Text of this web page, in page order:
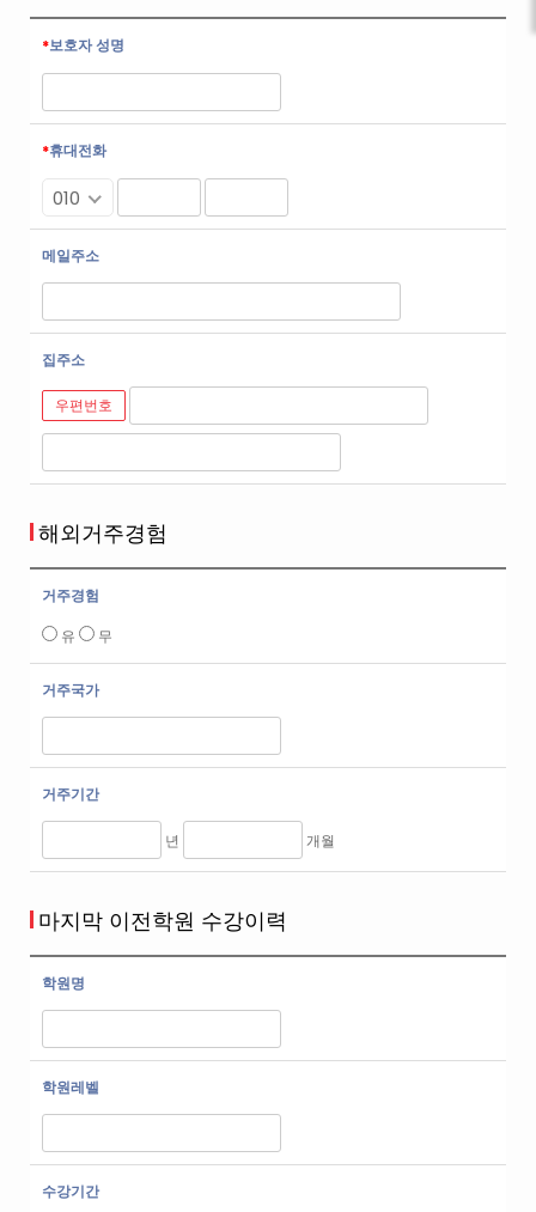
보호자 성명
휴대전화
010
메일주소
집주소
우편번호
해외거주경험
거주경험
유
무
거주국가
거주기간
년 개월
마지막 이전학원 수강이력
학원명
학원레벨
수강기간